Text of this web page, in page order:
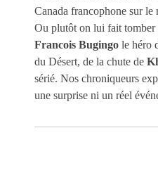
Canada francophone sur le
Ou plutôt on lui fait tomber
Francois Bugingo le héro
du Désert, de la chute de
sérié. Nos chroniqueurs
une surprise ni un réel